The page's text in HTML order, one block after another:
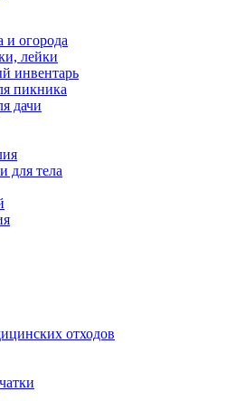
и огорода
лейки
инвентарь
пикника
дачи
для тела
отходов